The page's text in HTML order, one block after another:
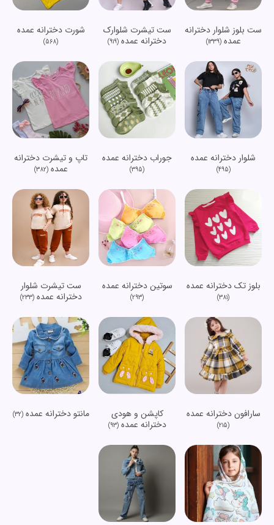
ست بلوز شلوار دخترانه
عمده(1339)
ست تیشرت شلوارک
دخترانه عمده (919)
شورت دخترانه عمده
(568)
شلوار دخترانه عمده
(495)
جوراب دخترانه عمده
(395)
تاپ و تیشرت دخترانه
عمده(382)
بلوز تک دخترانه عمده
(381)
سوتین دخترانه عمده
(293)
ست تیشرت شلوار
دخترانه عمده(233)
سارافون دخترانه عمده
(215)
کاپشن و هودی
دخترانه عمده(93)
مانتو دخترانه عمده(32)